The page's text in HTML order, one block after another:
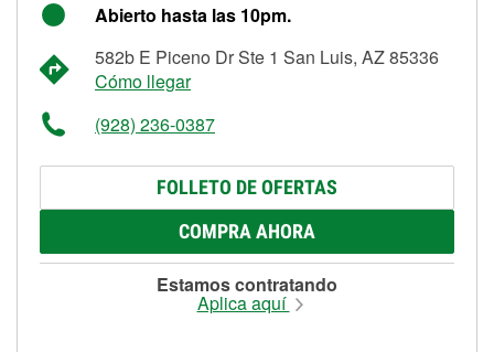
Abierto hasta las 10pm.
582b E Piceno Dr Ste 1 San Luis, AZ 85336
Cómo llegar
(928) 236-0387
FOLLETO DE OFERTAS
COMPRA AHORA
Estamos contratando
Aplica aquí